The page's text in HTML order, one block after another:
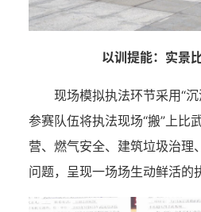
以训提能：实景
现场模拟执法环节采用“
参赛队伍将执法现场“搬”上比
营、燃气安全、建筑垃圾治理
问题，呈现一场场生动鲜活的